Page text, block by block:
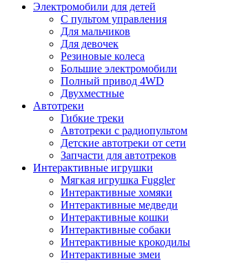
Электромобили для детей
С пультом управления
Для мальчиков
Для девочек
Резиновые колеса
Большие электромобили
Полный привод 4WD
Двухместные
Автотреки
Гибкие треки
Автотреки с радиопультом
Детские автотреки от сети
Запчасти для автотреков
Интерактивные игрушки
Мягкая игрушка Fuggler
Интерактивные хомяки
Интерактивные медведи
Интерактивные кошки
Интерактивные собаки
Интерактивные крокодилы
Интерактивные змеи